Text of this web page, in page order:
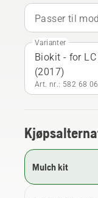
Passer til
Varianter
Biokit - for LC
(2017)
Art. nr.: 582 68
Mulch kit